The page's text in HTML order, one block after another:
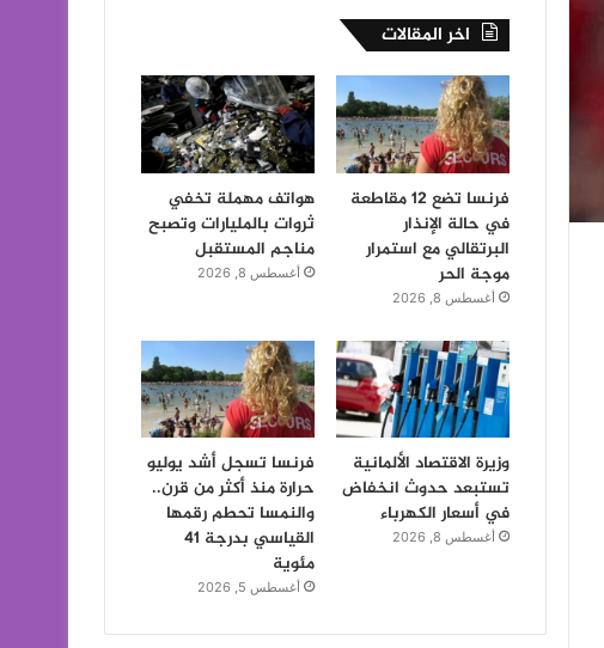
اخر المقالات
فرنسا تضع 12 مقاطعة
في حالة الإنذار
البرتقالي مع استمرار
موجة الحر
أغسطس 8, 2026
هواتف مهملة تخفي
ثروات بالمليارات وتصبح
مناجم المستقبل
أغسطس 8, 2026
وزيرة الاقتصاد الألمانية
تستبعد حدوث انخفاض
في أسعار الكهرباء
أغسطس 8, 2026
فرنسا تسجل أشد يوليو
حرارة منذ أكثر من قرن..
والنمسا تحطم رقمها
القياسي بدرجة 41
مئوية
أغسطس 5, 2026